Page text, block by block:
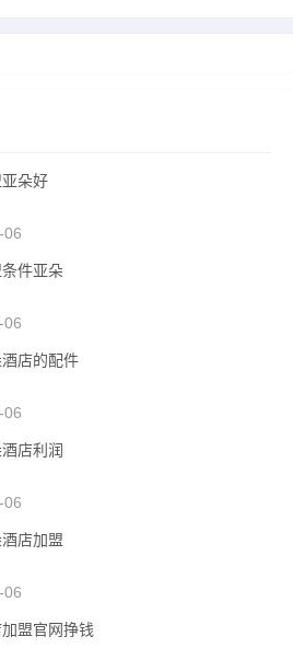
朵好
06
件亚朵
06
店的配件
06
店利润
06
店加盟
06
盟官网挣钱